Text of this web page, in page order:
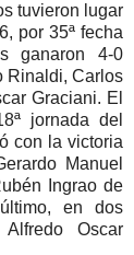
tuvieron lugar
por 35ª fecha
ganaron 4-0
Rinaldi, Carlos
Graciani. El
jornada del
con la victoria
Manuel
Ingrao de
en dos
Oscar